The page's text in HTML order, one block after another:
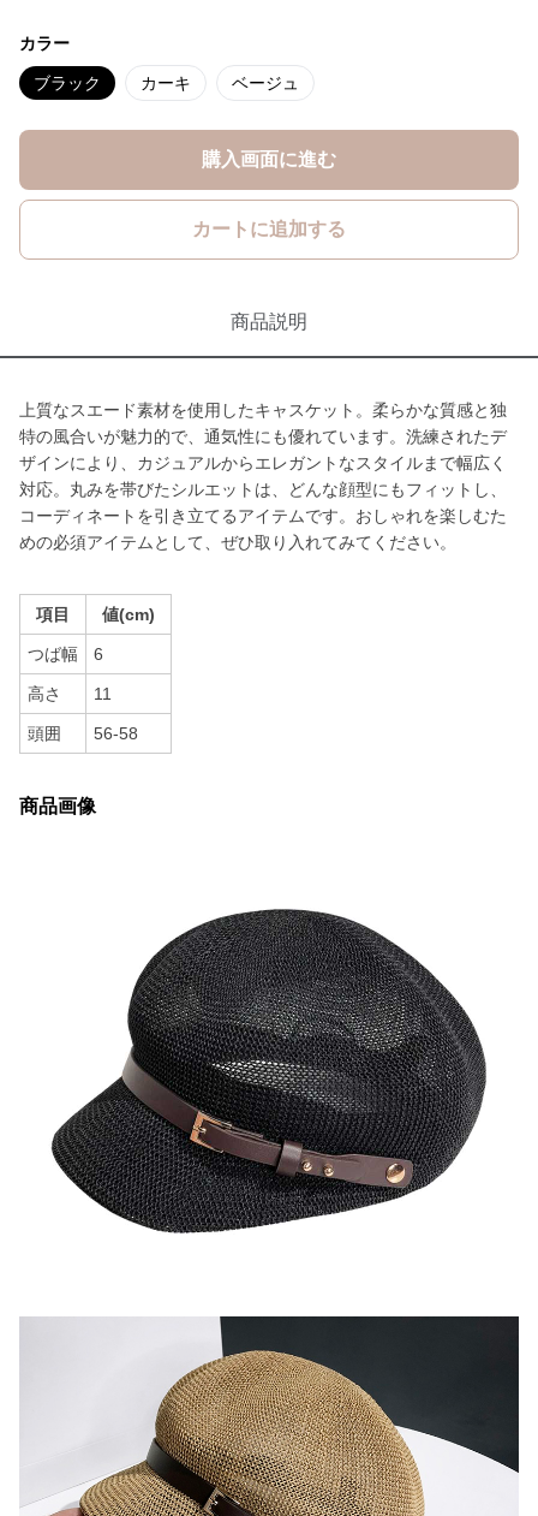
カラー
ブラック カーキ ベージュ
購入画面に進む
カートに追加する
商品説明
上質なスエード素材を使用したキャスケット。柔らかな質感と独
特の風合いが魅力的で、通気性にも優れています。洗練されたデ
ザインにより、カジュアルからエレガントなスタイルまで幅広く
対応。丸みを帯びたシルエットは、どんな顔型にもフィットし、
コーディネートを引き立てるアイテムです。おしゃれを楽しむた
めの必須アイテムとして、ぜひ取り入れてみてください。
項目 値(cm)
つば幅 6
高さ 11
頭囲 56-58
商品画像